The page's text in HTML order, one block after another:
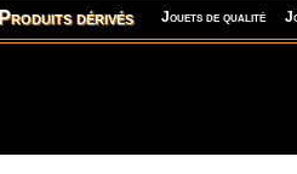
Produits dérivés Jouets de qualité